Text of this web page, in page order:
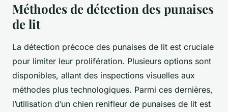
Méthodes de détection des punaises
de lit
La détection précoce des punaises de lit est cruciale
pour limiter leur prolifération. Plusieurs options sont
disponibles, allant des inspections visuelles aux
méthodes plus technologiques. Parmi ces dernières,
l’utilisation d’un chien renifleur de punaises de lit est